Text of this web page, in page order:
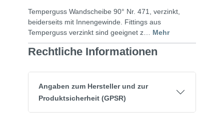
Temperguss Wandscheibe 90° Nr. 471, verzinkt,
beiderseits mit Innengewinde. Fittings aus
Temperguss verzinkt sind geeignet z… Mehr
Rechtliche Informationen
Angaben zum Hersteller und zur
Produktsicherheit (GPSR)